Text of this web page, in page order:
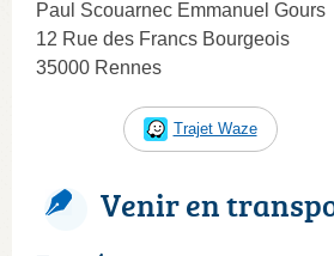
Paul Scouarnec Emmanuel Gours
12 Rue des Francs Bourgeois
35000 Rennes
Trajet Waze
Venir en